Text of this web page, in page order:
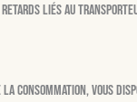
liés au
consommation, vous